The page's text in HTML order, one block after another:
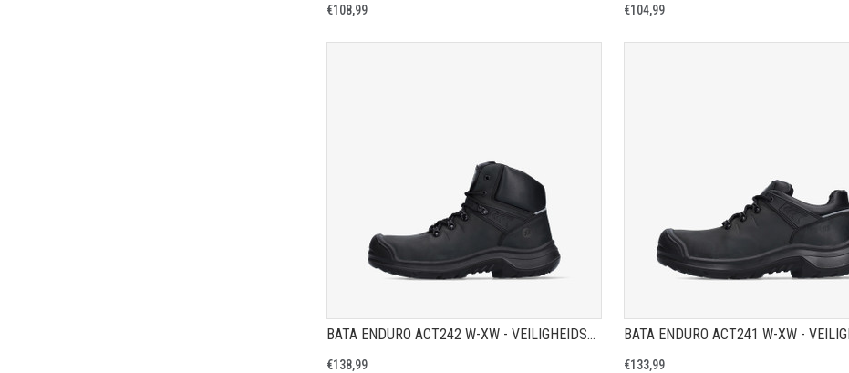
€108,99 €104,99
TOON PRODUCTPAGINA
BATA ENDURO ACT242 W-XW - VEILIGHEIDSSCHOEN S3
€138,99
TOON PRODUCTPAGINA
€133,99